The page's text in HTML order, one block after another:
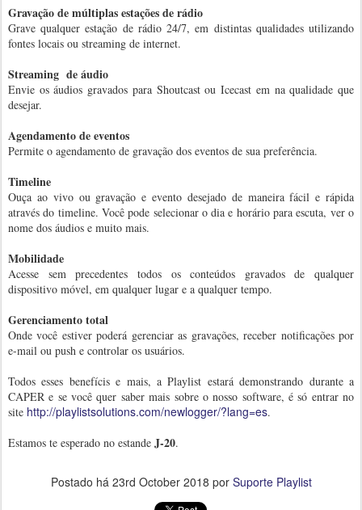
Gravação de múltiplas estações de rádio
Grave qualquer estação de rádio 24/7, em distintas qualidades utilizando
fontes locais ou streaming de internet.
Streaming de áudio
Envie os áudios gravados para Shoutcast ou Icecast em na qualidade que
desejar.
Agendamento de eventos
Permite o agendamento de gravação dos eventos de sua preferência.
Timeline
Ouça ao vivo ou gravação e evento desejado de maneira fácil e rápida
através do timeline. Você pode selecionar o dia e horário para escuta, ver o
nome dos áudios e muito mais.
Mobilidade
Acesse sem precedentes todos os conteúdos gravados de qualquer
dispositivo móvel, em qualquer lugar e a qualquer tempo.
Gerenciamento total
Onde você estiver poderá gerenciar as gravações, receber notificações por
e-mail ou push e controlar os usuários.
Todos esses benefícis e mais, a Playlist estará demonstrando durante a
CAPER e se você quer saber mais sobre o nosso software, é só entrar no
site http://playlistsolutions.com/newlogger/?lang=es.
Estamos te esperado no estande J-20.
Postado há 23rd October 2018 por Suporte Playlist